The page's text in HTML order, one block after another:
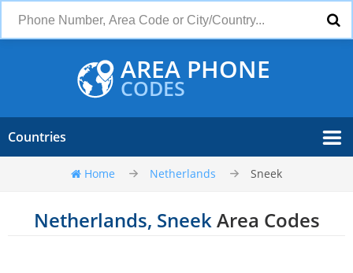
AREA PHONE
CODES
Countries
Home Netherlands Sneek
Netherlands, SneekArea Codes